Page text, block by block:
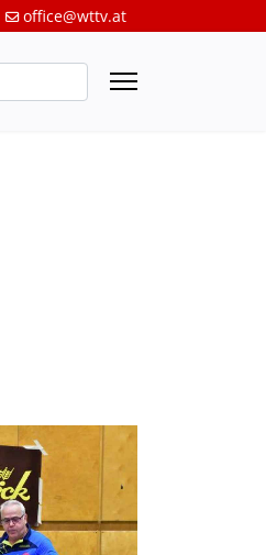
office@wttv.at